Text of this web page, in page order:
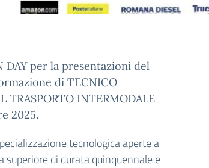
DAY per la presentazioni del
di TECNICO
TRASPORTO INTERMODALE
2025.
tecnologica aperte a
superiore di durata quinquennale e